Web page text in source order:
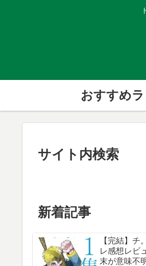
おすすめ
サイト内検索
新着記事
【完結】チ
レ感想レビ
末が意味不